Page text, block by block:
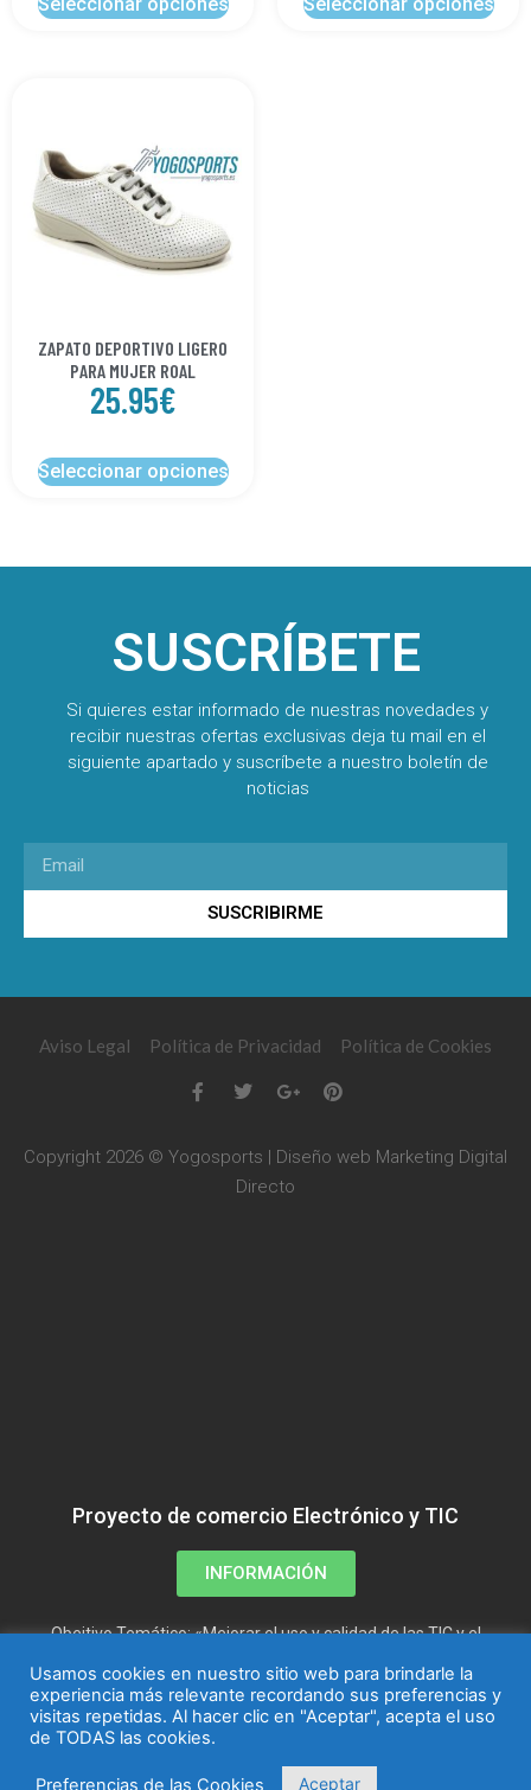
ZAPATO DEPORTIVO LIGERO
PARA MUJER ROAL
25.95€
Seleccionar opciones
SUSCRÍBETE
Si quieres estar informado de nuestras novedades y
recibir nuestras ofertas exclusivas deja tu mail en el
siguiente apartado y suscríbete a nuestro boletín de
noticias
SUSCRIBIRME
Aviso Legal Política de Privacidad Política de Cookies
Copyright 2026 © Yogosports | Diseño web Marketing Digital
Directo
Proyecto de comercio Electrónico y TIC
INFORMACIÓN
Obejtivo Temático: «Mejorar el uso y calidad de las TIC y el
Usamos cookies en nuestro sitio web para brindarle la
experiencia más relevante recordando sus preferencias y
visitas repetidas. Al hacer clic en "Aceptar", acepta el uso
de TODAS las cookies.
Preferencias de las Cookies Aceptar